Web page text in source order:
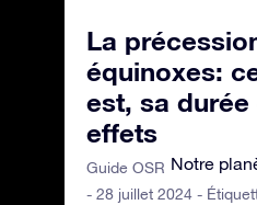
La
équinoxes:
est, sa durée
effets
Guide OSR
- 28 juillet 2024 -
Notre